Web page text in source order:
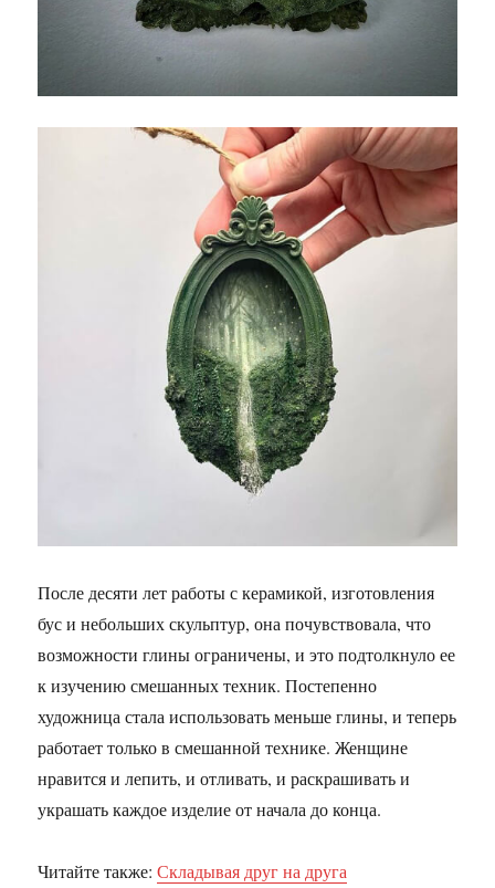
После десяти лет работы с керамикой, изготовления
бус и небольших скульптур, она почувствовала, что
возможности глины ограничены, и это подтолкнуло ее
к изучению смешанных техник. Постепенно
художница стала использовать меньше глины, и теперь
работает только в смешанной технике. Женщине
нравится и лепить, и отливать, и раскрашивать и
украшать каждое изделие от начала до конца.
Читайте также:Складывая друг на друга